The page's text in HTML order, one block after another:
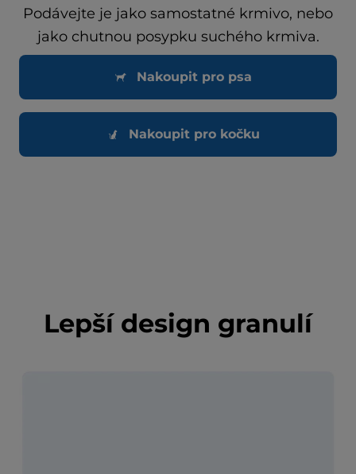
Podávejte je jako samostatné krmivo, nebo
jako chutnou posypku suchého krmiva.
Nakoupit pro psa
Nakoupit pro kočku
Lepší design granulí